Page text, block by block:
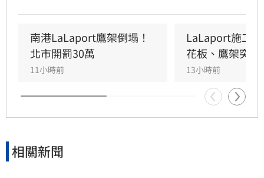
3樓部分櫃位暫停營業，其餘區域則維持正常運
作，目前相關單位正積極介入調查，以確保商場
消費安全。
南港LaLaport鷹架倒塌！
北市開罰30萬
11小時前
LaLaport施工
花板、鷹架突掉
13小時前
相關新聞